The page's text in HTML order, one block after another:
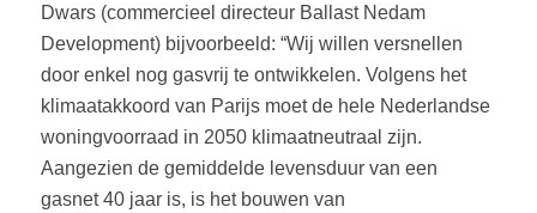
Dwars (commercieel directeur Ballast Nedam
Development) bijvoorbeeld: “Wij willen versnellen
door enkel nog gasvrij te ontwikkelen. Volgens het
klimaatakkoord van Parijs moet de hele Nederlandse
woningvoorraad in 2050 klimaatneutraal zijn.
Aangezien de gemiddelde levensduur van een
gasnet 40 jaar is, is het bouwen van